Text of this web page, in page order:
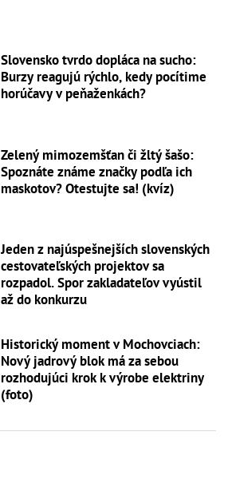
Slovensko tvrdo dopláca na sucho:
Burzy reagujú rýchlo, kedy pocítime
horúčavy v peňaženkách?
Zelený mimozemšťan či žltý šašo:
Spoznáte známe značky podľa ich
maskotov? Otestujte sa! (kvíz)
Jeden z najúspešnejších slovenských
cestovateľských projektov sa
rozpadol. Spor zakladateľov vyústil
až do konkurzu
Historický moment v Mochovciach:
Nový jadrový blok má za sebou
rozhodujúci krok k výrobe elektriny
(foto)